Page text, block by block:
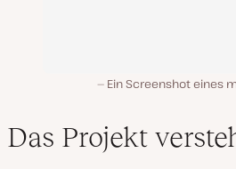
Ein Screenshot eines
Das Projekt